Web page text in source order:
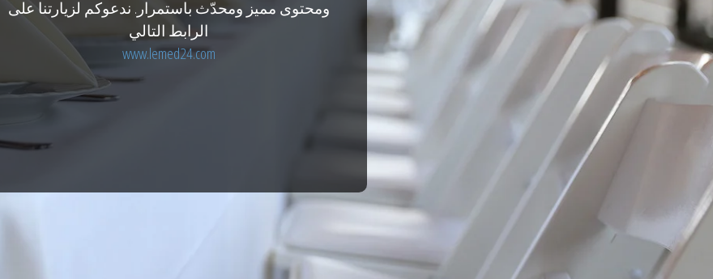
ومحتوى مميز ومحدّث باستمرار. ندعوكم لزيارتنا على
الرابط التالي
www.lemed24.com